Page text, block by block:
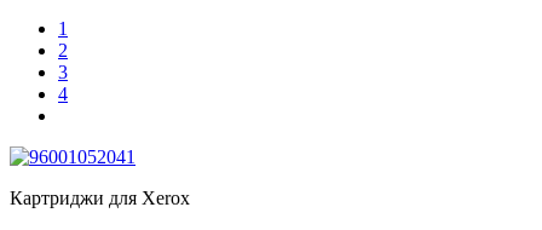
1
2
3
4
Картриджи для Xerox